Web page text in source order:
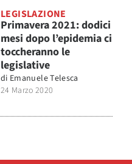
LEGISLAZIONE
Primavera 2021: dodici
mesi dopo l’epidemia ci
toccheranno le
legislative
di Emanuele Telesca
24 Marzo 2020